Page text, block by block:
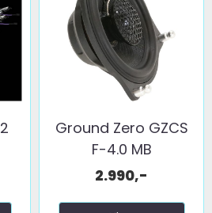
Ground Zero GZCS
F-4.0 MB
2.990,-